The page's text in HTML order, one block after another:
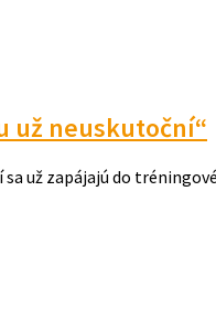
už neuskutoční“
už zapájajú do